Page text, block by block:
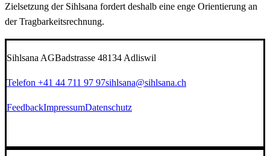
Zielsetzung der Sihlsana fordert deshalb eine enge Orientierung an
der Tragbarkeitsrechnung.
Sihlsana AGBadstrasse 48134 Adliswil
Telefon +41 44 711 97 97sihlsana@sihlsana.ch
FeedbackImpressumDatenschutz